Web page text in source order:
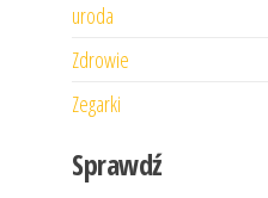
uroda
Zdrowie
Zegarki
Sprawdź